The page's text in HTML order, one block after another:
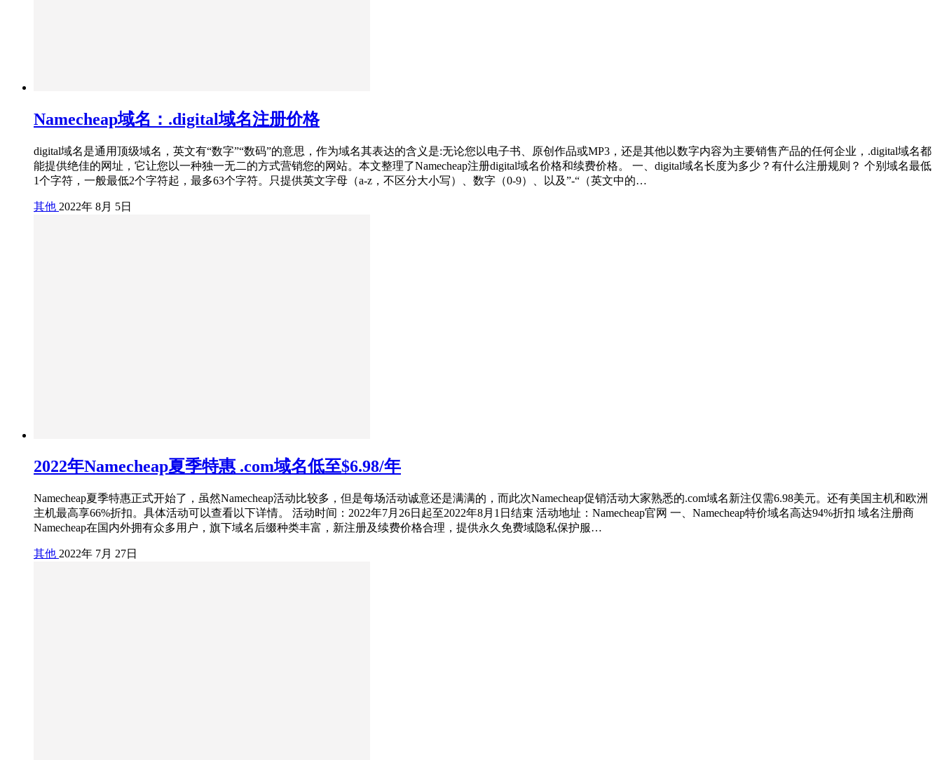
Namecheap域名：.digital域名注册价格
digital域名是通用顶级域名，英文有“数字”“数码”的意思，作为域名其表达的含义是:无论您以电子书、原创作品或MP3，还是其他以数字内容为主要销售产品的任何企业，.digital域名都
能提供绝佳的网址，它让您以一种独一无二的方式营销您的网站。本文整理了Namecheap注册digital域名价格和续费价格。 一、digital域名长度为多少？有什么注册规则？ 个别域名最低
1个字符，一般最低2个字符起，最多63个字符。只提供英文字母（a-z，不区分大小写）、数字（0-9）、以及”-“（英文中的…
其他 2022年 8月 5日
2022年Namecheap夏季特惠 .com域名低至$6.98/年
Namecheap夏季特惠正式开始了，虽然Namecheap活动比较多，但是每场活动诚意还是满满的，而此次Namecheap促销活动大家熟悉的.com域名新注仅需6.98美元。还有美国主机和欧洲
主机最高享66%折扣。具体活动可以查看以下详情。 活动时间：2022年7月26日起至2022年8月1日结束 活动地址：Namecheap官网 一、Namecheap特价域名高达94%折扣 域名注册商
Namecheap在国内外拥有众多用户，旗下域名后缀种类丰富，新注册及续费价格合理，提供永久免费域隐私保护服…
其他 2022年 7月 27日